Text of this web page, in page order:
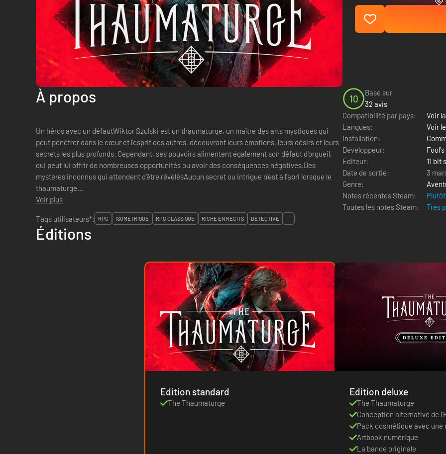
À propos
Un héros avec un défautWiktor Szulski est un thaumaturge, un maître des arts mystiques qui
peut pénétrer dans le cœur et l'esprit des autres, découvrant leurs émotions, leurs désirs et leurs
secrets les plus profonds. Cependant, ses pouvoirs alimentent également son défaut d'orgueil,
qui peut lui offrir de nombreuses opportunités ou avoir des conséquences négatives.Des
mystères inconnus qui attendent d'être révélésAucun secret ou intrigue n'est à l'abri lorsque le
thaumaturge...
Voir plus
10
Basé sur
32 avis
Compatibilité par pays:
Voir
Langues:
Voir
Installation:
Développeur:
Editeur:
11 bit
Date de sortie:
3
Genre:
Notes récentes Steam:
Toutes les notes Steam:
Très
Tags utilisateurs*:
RPG ISOMÉTRIQUE RPG CLASSIQUE RICHE EN RÉCITS DÉTECTIVE ...
Éditions
Edition standard
The Thaumaturge
Edition deluxe
The Thaumaturge
Conception alternative de
Pack cosmétique avec
un nouvel ensemble de
Artbook numérique
La bande originale